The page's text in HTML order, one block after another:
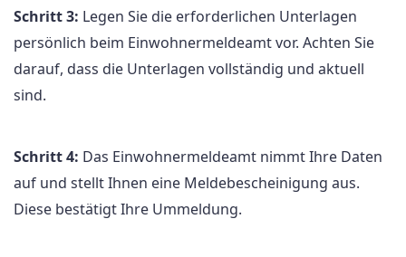
Schritt 3: Legen Sie die erforderlichen Unterlagen
persönlich beim Einwohnermeldeamt vor. Achten Sie
darauf, dass die Unterlagen vollständig und aktuell
sind.
Schritt 4: Das Einwohnermeldeamt nimmt Ihre Daten
auf und stellt Ihnen eine Meldebescheinigung aus.
Diese bestätigt Ihre Ummeldung.